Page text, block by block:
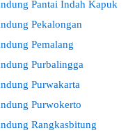
Pantai Indah Kapuk
Pekalongan
Pemalang
Purbalingga
Purwakarta
Purwokerto
Rangkasbitung